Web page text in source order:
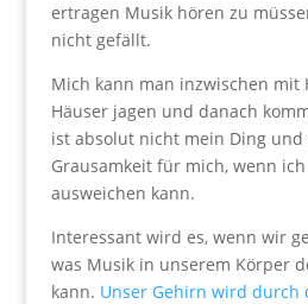
ertragen Musik hören zu
nicht gefällt.
Mich kann man inzwischen mit
Häuser jagen und danach
ist absolut nicht mein Ding und
Grausamkeit für mich, wenn
ausweichen kann.
Interessant wird es, wenn wir
was Musik in unserem Körper
kann. Unser Gehirn wird durch